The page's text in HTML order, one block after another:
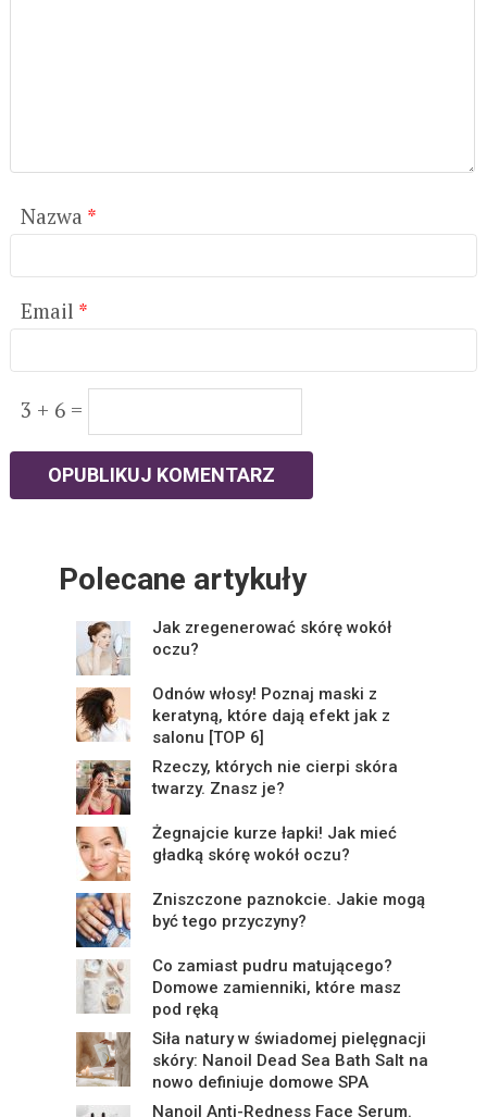
Nazwa *
Email *
3 + 6 =
Polecane artykuły
Jak zregenerować skórę wokół
oczu?
Odnów włosy! Poznaj maski z
keratyną, które dają efekt jak z
salonu [TOP 6]
Rzeczy, których nie cierpi skóra
twarzy. Znasz je?
Żegnajcie kurze łapki! Jak mieć
gładką skórę wokół oczu?
Zniszczone paznokcie. Jakie mogą
być tego przyczyny?
Co zamiast pudru matującego?
Domowe zamienniki, które masz
pod ręką
Siła natury w świadomej pielęgnacji
skóry: Nanoil Dead Sea Bath Salt na
nowo definiuje domowe SPA
Nanoil Anti-Redness Face Serum.